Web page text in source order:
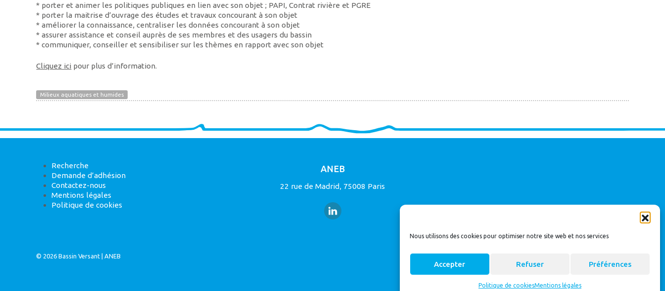
Nous utilisons des cookies pour optimiser notre site web et nos services
Accepter Refuser Préférences
Politique de cookiesMentions légales
* porter et animer les politiques publiques en lien avec son objet ; PAPI, Contrat rivière et PGRE
* porter la maitrise d’ouvrage des études et travaux concourant à son objet
* améliorer la connaissance, centraliser les données concourant à son objet
* assurer assistance et conseil auprès de ses membres et des usagers du bassin
* communiquer, conseiller et sensibiliser sur les thèmes en rapport avec son objet
Cliquez ici pour plus d’information.
Milieux aquatiques et humides
Recherche
Demande d’adhésion
Contactez-nous
Mentions légales
Politique de cookies
ANEB
22 rue de Madrid, 75008 Paris
© 2026Bassin Versant |ANEB